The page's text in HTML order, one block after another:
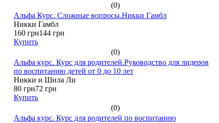
(0)
Альфа Курс. Сложные вопросы.Никки Гамбл
Никки Гамбл
160 грн144 грн
Купить
(0)
Альфа курс. Курс для родителей.Руководство для лидеров
по воспитанию детей от 0 до 10 лет
Никки и Шила Ли
80 грн72 грн
Купить
(0)
Альфа курс. Курс для родителей по воспитанию